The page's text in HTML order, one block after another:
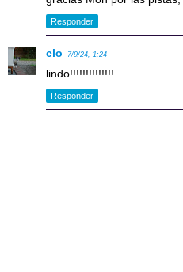
Responder
clo 7/9/24, 1:24
lindo!!!!!!!!!!!!!!
Responder